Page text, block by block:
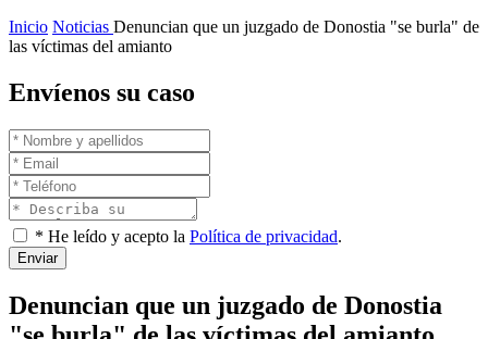
Inicio Noticias Denuncian que un juzgado de Donostia "se burla" de
las víctimas del amianto
Envíenos su caso
* He leído y acepto la Política de privacidad.
Enviar
Denuncian que un juzgado de Donostia